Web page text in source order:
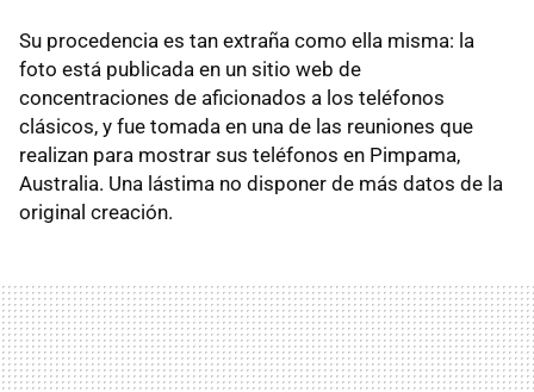
Su procedencia es tan extraña como ella misma: la
foto está publicada en un sitio web de
concentraciones de aficionados a los teléfonos
clásicos, y fue tomada en una de las reuniones que
realizan para mostrar sus teléfonos en Pimpama,
Australia. Una lástima no disponer de más datos de la
original creación.